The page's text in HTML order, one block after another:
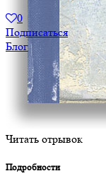
0
Подписаться
Блог
Читать отрывок
Подробности